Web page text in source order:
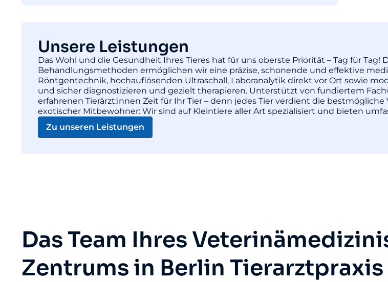
Unsere Leistungen
Das Wohl und die Gesundheit Ihres Tieres hat für uns oberste Priorität – Tag für
Behandlungsmethoden ermöglichen wir eine präzise, schonende und effektive
Röntgentechnik, hochauflösenden Ultraschall, Laboranalytik direkt vor Ort sowie
und sicher diagnostizieren und gezielt therapieren. Unterstützt von fundiertem
erfahrenen Tierärzt:innen Zeit für Ihr Tier – denn jedes Tier verdient die bestmögliche
exotischer Mitbewohner: Wir sind auf Kleintiere aller Art spezialisiert und bieten
Zu unseren Leistungen
Das Team Ihres
Zentrums in Berlin Tierarztpraxis